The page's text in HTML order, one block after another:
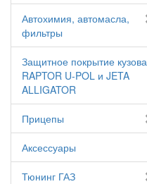
Автохимия, автомасла,
фильтры
Защитное покрытие кузова
RAPTOR U-POL и JETA
ALLIGATOR
Прицепы
Аксессуары
Тюнинг ГАЗ